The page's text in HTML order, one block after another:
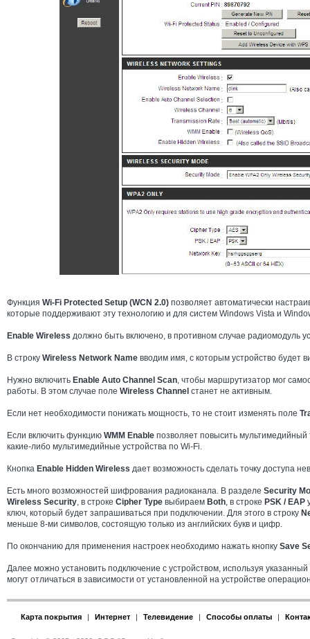
Функция Wi-Fi Protected Setup (WCN 2.0) позволяет автоматически
которые поддерживают эту технологию и для систем Windows Vista и
Enable Wireless должно быть включено, в противном случае радиомодуль
В строку Wireless Network Name вводим имя, с которым устройство будет
Нужно включить Enable Auto Channel Scan, чтобы маршрутизатор мог
работы. В этом случае поле Wireless Channel станет не активным.
Если нет необходимости понижать мощность, то не стоит изменять поле
Если включить функцию WMM Enable позволяет повысить
какие-либо мультимедийные устройства по Wi-Fi.
Кнопка Enable Hidden Wireless дает возможность сделать точку доступа
Есть много возможностей шифрования радиоканала. В разделе Security
Wireless Security, в строке Cipher Type выбираем Both, в строке PSK / EAP
ключ, который будет запрашиваться при подключении. Для этого в строку
меньше 8-ми символов, состоящую только из английских букв и цифр.
По окончанию для применения настроек необходимо нажать кнопку Save
Далее можно установить подключение с устройством, используя
могут отличаться в зависимости от установленной на устройстве
Карта покрытия | Интернет | Телевидение | Способы оплаты |